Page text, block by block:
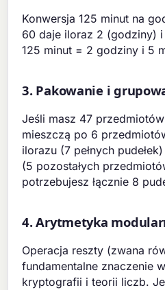
Konwersja 125 minut na
60 daje iloraz 2 (godziny)
125 minut = 2 godziny i 5
3. Pakowanie i
Jeśli masz 47
mieszczą po 6
ilorazu (7 pełnych
(5 pozostałych
potrzebujesz łącznie 8
4. Arytmetyka
Operacja reszty (zwana
fundamentalne znaczenie
kryptografii i teorii liczb.